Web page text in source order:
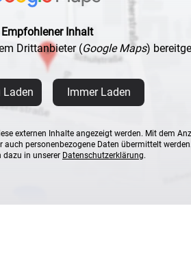
Empfohlener Inhalt
Drittanbieter (Google Maps)
Laden Immer Laden
externen Inhalte angezeigt werden. Mit dem
auch personenbezogene Daten übermittelt
dazu in unserer Datenschutzerklärung.